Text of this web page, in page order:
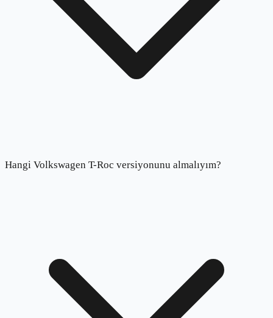
Hangi Volkswagen T-Roc versiyonunu almalıyım?